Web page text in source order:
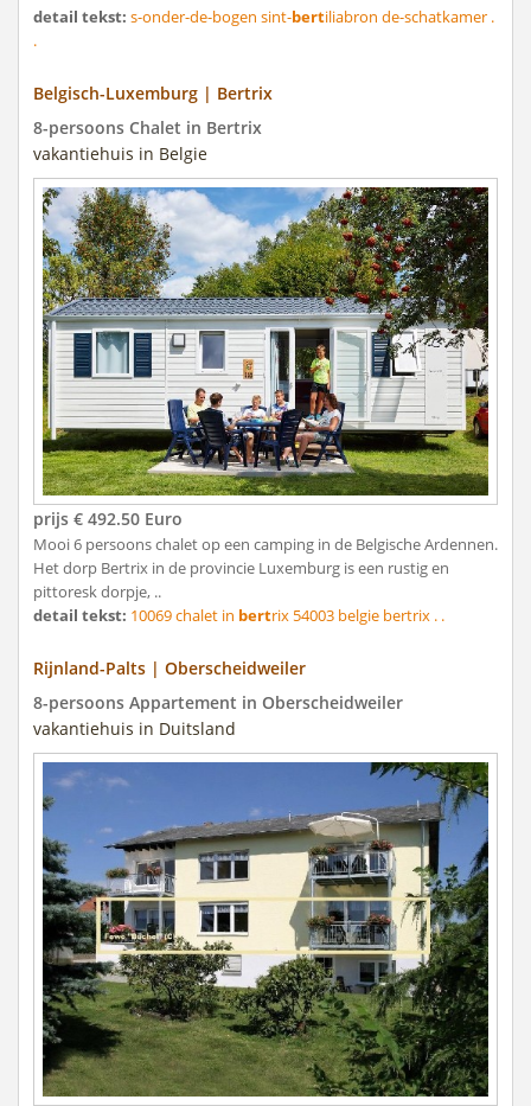
detail tekst: s-onder-de-bogen sint-bertiliabron de-schatkamer .
.
Belgisch-Luxemburg | Bertrix
8-persoons Chalet in Bertrix
vakantiehuis in Belgie
prijs € 492.50 Euro
Mooi 6 persoons chalet op een camping in de Belgische Ardennen.
Het dorp Bertrix in de provincie Luxemburg is een rustig en
pittoresk dorpje, ..
detail tekst: 10069 chalet in bertrix 54003 belgie bertrix . .
Rijnland-Palts | Oberscheidweiler
8-persoons Appartement in Oberscheidweiler
vakantiehuis in Duitsland